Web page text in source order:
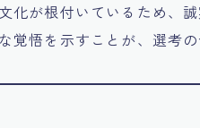
化が根付いているため、
覚悟を示すことが、選考